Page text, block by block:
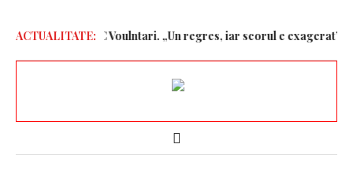
ACTUALITATE:
jocul cu FC Voulntari. „Un regres, iar scorul e exagerat”